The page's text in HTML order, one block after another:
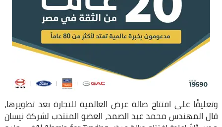
وتعليقًا على افتتاح صالة عرض العالمية للتجارة بعد تطويرها،
قال المهندس محمد عبد الصمد، العضو المنتدب لشركة نيسان